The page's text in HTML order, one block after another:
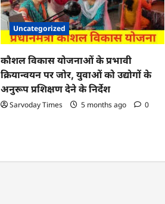
Uncategorized
कौशल विकास योजनाओं के प्रभावी
क्रियान्वयन पर जोर, युवाओं को उद्योगों के
अनुरूप प्रशिक्षण देने के निर्देश
Sarvoday Times 5 months ago 0